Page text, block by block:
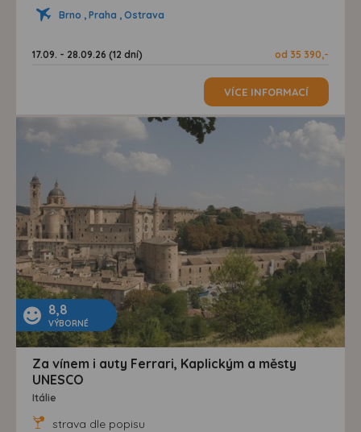
Brno , Praha , Ostrava
17.09. - 28.09.26 (12 dní) od 35 390,-
VÍCE INFORMACÍ
8,8
VÝBORNÉ
Za vínem i auty Ferrari, Kaplickým a městy
UNESCO
Itálie
strava dle popisu